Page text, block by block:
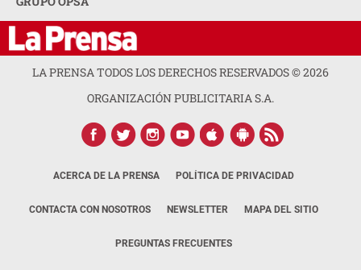
LA PRENSA TODOS LOS DERECHOS RESERVADOS ©2026
ORGANIZACIÓN PUBLICITARIA S.A.
ACERCA DE LA PRENSA POLÍTICA DE PRIVACIDAD
CONTACTA CON NOSOTROS NEWSLETTER MAPA DEL SITIO
PREGUNTAS FRECUENTES